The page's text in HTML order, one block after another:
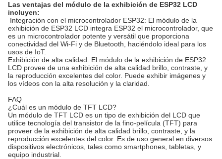
Las ventajas del módulo de la exhibición de ESP32 LCD
incluyen:
Integración con el microcontrolador ESP32: El módulo de la
exhibición de ESP32 LCD integra ESP32 el microcontrolador, que
es un microcontrolador potente y versátil que proporciona
conectividad del Wi-Fi y de Bluetooth, haciéndolo ideal para los
usos de IoT.
Exhibición de alta calidad: El módulo de la exhibición de ESP32
LCD provee de una exhibición de alta calidad brillo, contraste, y
la reproducción excelentes del color. Puede exhibir imágenes y
los vídeos con la alta resolución y la claridad.
FAQ
¿Cuál es un módulo de TFT LCD?
Un módulo de TFT LCD es un tipo de exhibición del LCD que
utilice tecnología del transistor de la fino-película (TFT) para
proveer de la exhibición de alta calidad brillo, contraste, y la
reproducción excelentes del color. Es de uso general en diversos
dispositivos electrónicos, tales como smartphones, tabletas, y
equipo industrial.